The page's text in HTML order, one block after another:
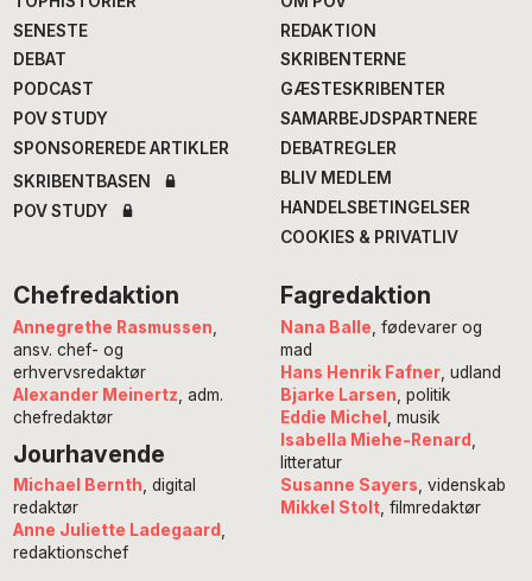
SENESTE
DEBAT
PODCAST
POV STUDY
SPONSOREREDE ARTIKLER
SKRIBENTBASEN
POV STUDY
REDAKTION
SKRIBENTERNE
GÆSTESKRIBENTER
SAMARBEJDSPARTNERE
DEBATREGLER
BLIV MEDLEM
HANDELSBETINGELSER
COOKIES & PRIVATLIV
Chefredaktion
Annegrethe Rasmussen
ansv. chef- og
erhvervsredaktør
Alexander Meinertz , adm.
chefredaktør
Jourhavende
Michael Bernth, digital
redaktør
Anne Juliette Ladegaard ,
redaktionschef
Fagredaktion
Nana Balle , fødevarer og
mad
Hans Henrik Fafner, udland
Bjarke Larsen , politik
Eddie Michel
, musik
Isabella Miehe-Renard
litteratur
Susanne Sayers , videnskab
Mikkel Stolt, filmredaktør